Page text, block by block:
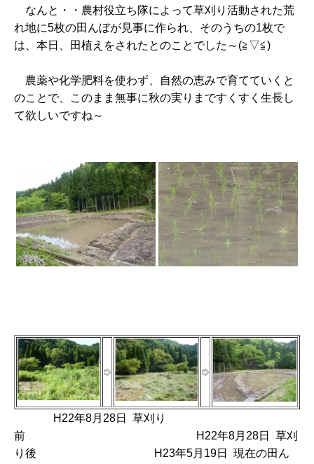
なんと・・農村役立ち隊によって草刈り活動された荒
れ地に5枚の田んぼが見事に作られ、そのうちの1枚で
は、本日、田植えをされたとのことでした～(≧▽≦)
農薬や化学肥料を使わず、自然の恵みで育てていくと
のことで、このまま無事に秋の実りまですくすく生長し
て欲しいですね～
H22年8月28日 草刈り
前 H22年8月28日 草刈
り後 H23年5月19日 現在の田ん